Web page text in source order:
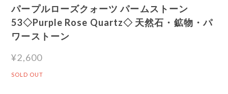
パープルローズクォーツ パームストーン
53◇Purple Rose Quartz◇ 天然石・鉱物・パ
ワーストーン
¥2,600
SOLD OUT